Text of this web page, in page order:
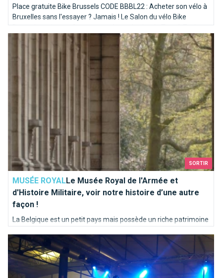
Place gratuite Bike Brussels CODE BBBL22 : Acheter son vélo à
Bruxelles sans l'essayer ? Jamais ! Le Salon du vélo Bike
Brussels revient enfin cette année sur le site de Tour & Taxis
pour vous permettre d'essayer, de voir et de choisir !
SORTIR
MUSÉE ROYALLe Musée Royal de l'Armée et
d'Histoire Militaire, voir notre histoire d’une autre
façon !
La Belgique est un petit pays mais possède un riche patrimoine
éperons d'or qui vu l'armée flamande défaire Napoléon en
1302. Notre armée a toujours été stratégique et puissante.
Le Musée Royal de l'Armée et d'Histoire Militaire, voir notre
Erotix Brussels, un endroit bouillant.